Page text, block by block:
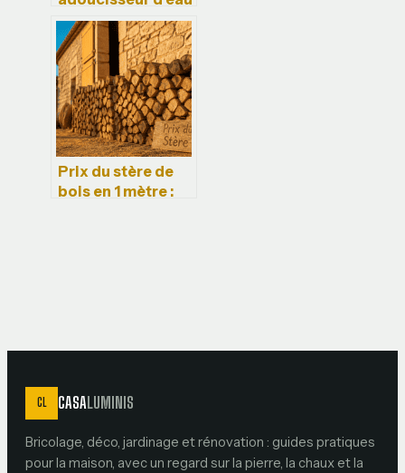
: prix, conseils et
erreurs à éviter
Prix du stère de
bois en 1 mètre :
CL CASALUMINIS
Bricolage, déco, jardinage et rénovation : guides pratiques
pour la maison, avec un regard sur la pierre, la chaux et la